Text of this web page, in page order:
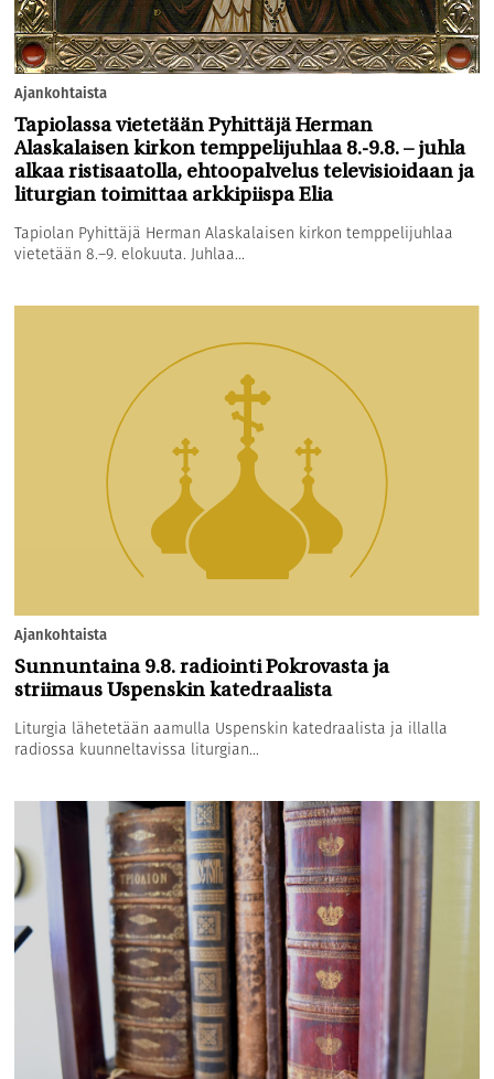
Ajankohtaista
Tapiolassa vietetään Pyhittäjä Herman
Alaskalaisen kirkon temppelijuhlaa 8.-9.8. – juhla
alkaa ristisaatolla, ehtoopalvelus televisioidaan ja
liturgian toimittaa arkkipiispa Elia
Tapiolan Pyhittäjä Herman Alaskalaisen kirkon temppelijuhlaa
vietetään 8.–9. elokuuta. Juhlaa...
Ajankohtaista
Sunnuntaina 9.8. radiointi Pokrovasta ja
striimaus Uspenskin katedraalista
Liturgia lähetetään aamulla Uspenskin katedraalista ja illalla
radiossa kuunneltavissa liturgian...